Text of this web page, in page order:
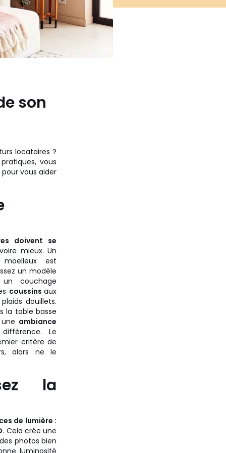
son
locataires ?
vous
vous aider
doivent se
mieux. Un
est
un modèle
couchage
coussins aux
douillets.
la table basse
ambiance
Le
critère de
alors ne le
la
de lumière :
. Cela crée une
photos bien
luminosité